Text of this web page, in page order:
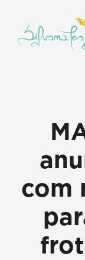
com